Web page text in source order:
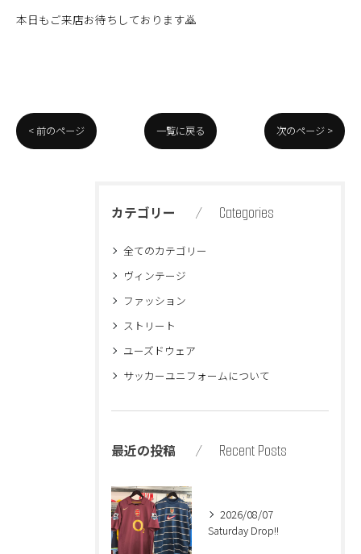
本日もご来店お待ちしております🙇
< 前のページ 一覧に戻る 次のページ >
カテゴリー Categories
全てのカテゴリー
ヴィンテージ
ファッション
ストリート
ユーズドウェア
サッカーユニフォームについて
最近の投稿 Recent Posts
2026/08/07
Saturday Drop!!